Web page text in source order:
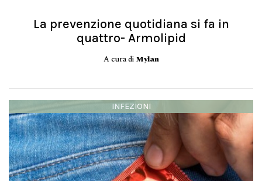
La prevenzione quotidiana si fa in
quattro- Armolipid
A cura di Mylan
INFEZIONI